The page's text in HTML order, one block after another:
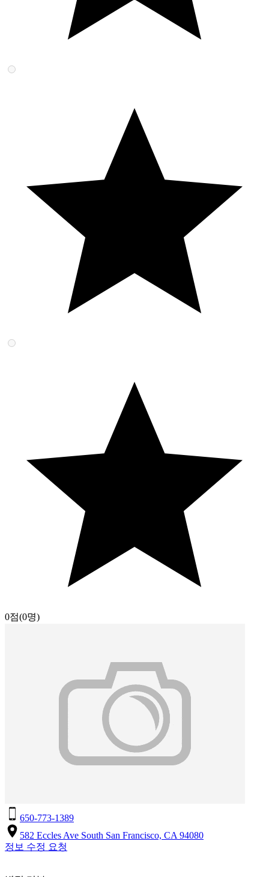
0점(0명)
650-773-1389
582 Eccles Ave South San Francisco, CA 94080
정보 수정 요청